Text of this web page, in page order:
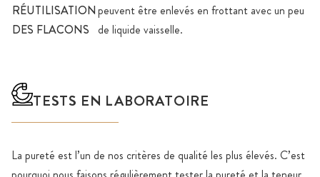
RÉUTILISATION
DES FLACONS
peuvent être enlevés en frottant avec un peu
de liquide vaisselle.
TESTS EN LABORATOIRE
La pureté est l’un de nos critères de qualité les plus élevés. C’est